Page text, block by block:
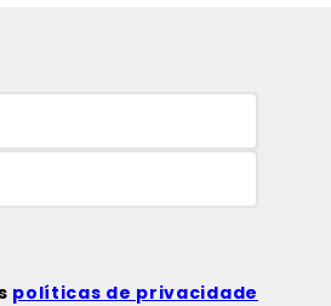
políticas de privacidade